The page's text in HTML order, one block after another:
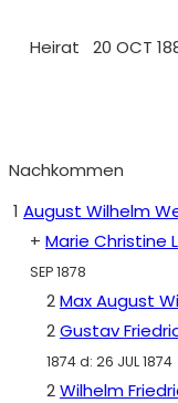
Heirat 20 OCT
Nachkommen
1 August Wilhelm
+ Marie Christine
SEP 1878
2Max August
2Gustav
1874d: 26 JUL 1874
2Wilhelm